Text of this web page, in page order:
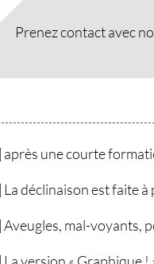
Prenez contact avec
après une courte
La déclinaison est faite
Aveugles, mal-voyants,